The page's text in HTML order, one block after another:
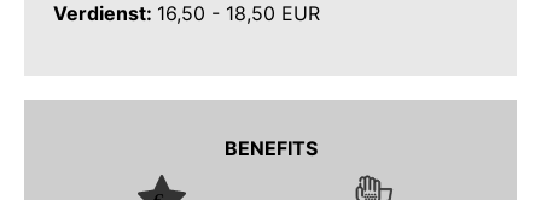
Verdienst: 16,50 - 18,50 EUR
BENEFITS